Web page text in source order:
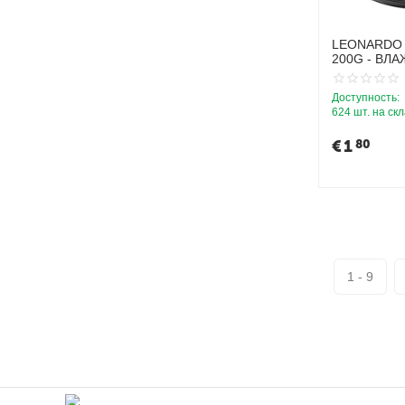
200G -
КОТЯТ С
Доступность:
624 шт. на
€180
1 - 9